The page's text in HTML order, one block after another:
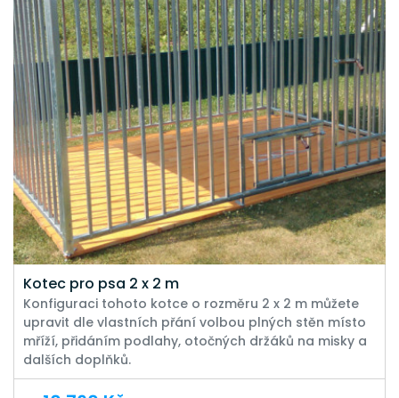
Kotec pro psa 2 x 2 m
Konfiguraci tohoto kotce o rozměru 2 x 2 m můžete
upravit dle vlastních přání volbou plných stěn místo
mříží, přidáním podlahy, otočných držáků na misky a
dalších doplňků.